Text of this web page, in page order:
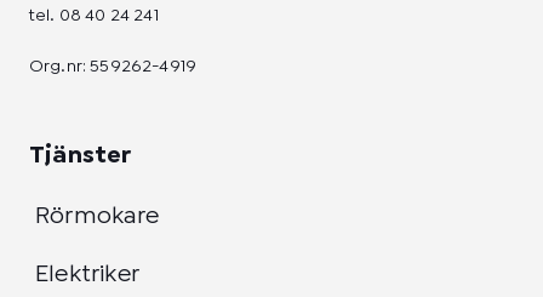
tel. 08 40 24 241
Org.nr: 559262-4919
Tjänster
Rörmokare
Elektriker